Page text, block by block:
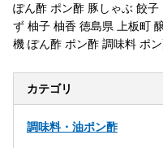
ぽん酢 ポン酢 豚しゃぶ 餃
ず 柚子 柚香 徳島県 上板町
機 ぽん酢 ポン酢 調味料 ポ
カテゴリ
調味料・油ポン酢